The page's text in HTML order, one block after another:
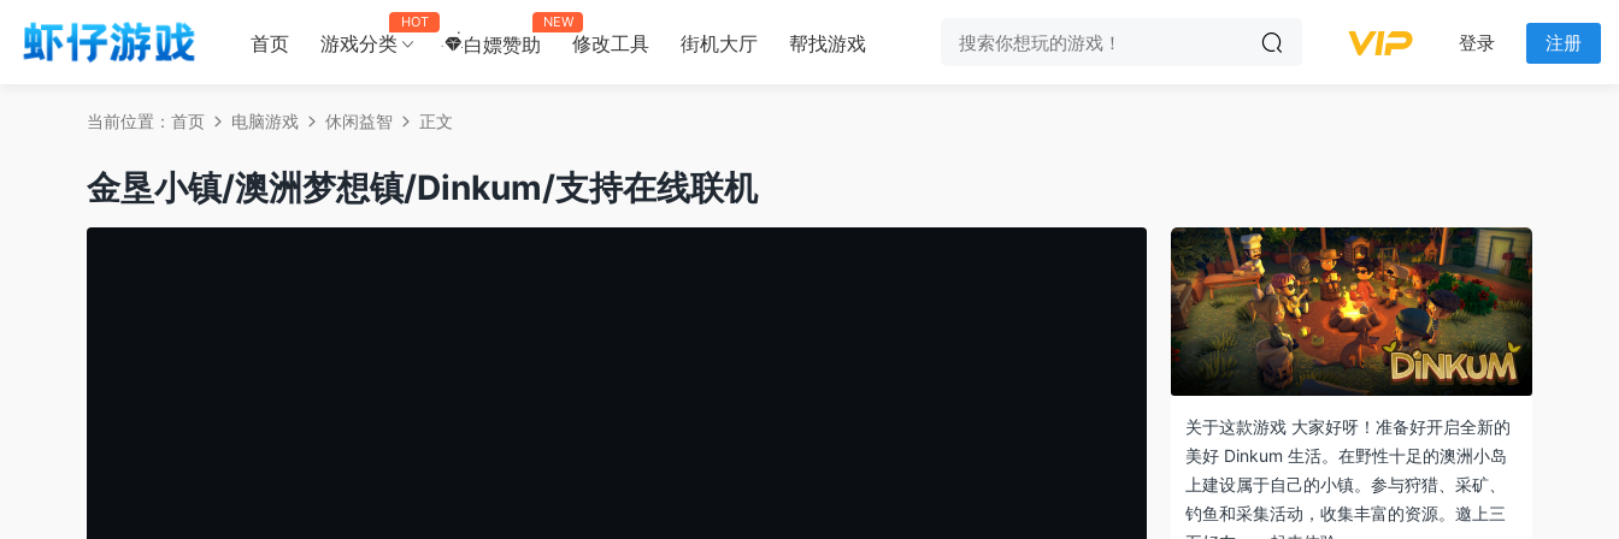
首页 游戏分类
HOT
白嫖赞助
NEW
修改工具 街机大厅 帮找游戏 登录 注册
当前位置： 首页 电脑游戏 休闲益智 正文
金垦小镇/澳洲梦想镇/Dinkum/支持在线联机
关于这款游戏 大家好呀！准备好开启全新的
美好 Dinkum 生活。在野性十足的澳洲小岛
上建设属于自己的小镇。参与狩猎、采矿、
钓鱼和采集活动，收集丰富的资源。邀上三